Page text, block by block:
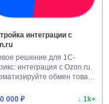
интеграции с
решение для 1С-
интеграция с Ozon.ru.
обмен това…
000 ₽ ↓ 1k+